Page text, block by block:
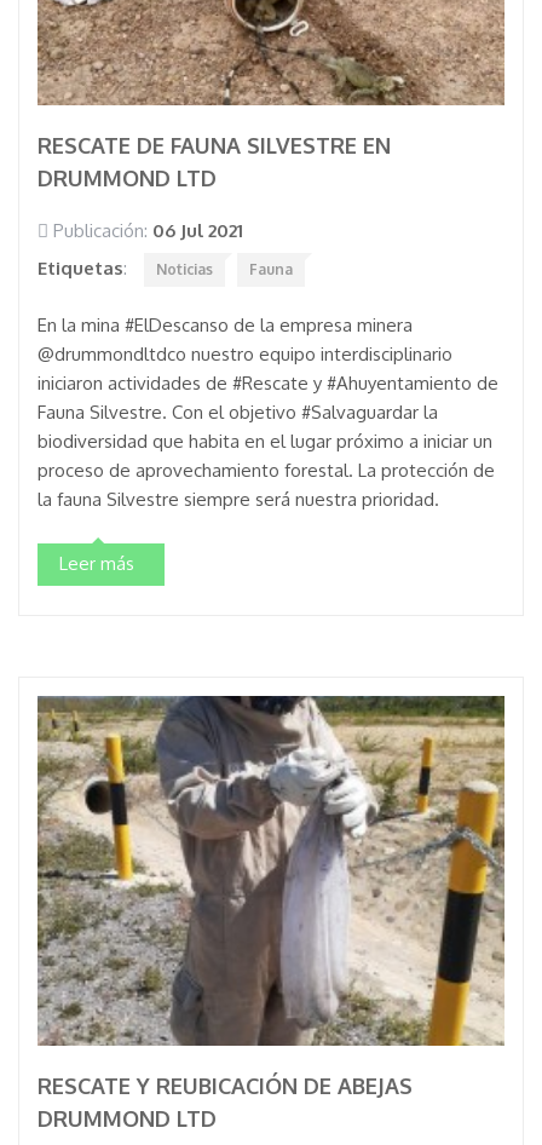
RESCATE DE FAUNA SILVESTRE EN
DRUMMOND LTD
Publicación: 06 Jul 2021
Etiquetas: Noticias Fauna
En la mina #ElDescanso de la empresa minera
@drummondltdco nuestro equipo interdisciplinario
iniciaron actividades de #Rescate y #Ahuyentamiento de
Fauna Silvestre. Con el objetivo #Salvaguardar la
biodiversidad que habita en el lugar próximo a iniciar un
proceso de aprovechamiento forestal. La protección de
la fauna Silvestre siempre será nuestra prioridad.
Leer más
RESCATE Y REUBICACIÓN DE ABEJAS
DRUMMOND LTD